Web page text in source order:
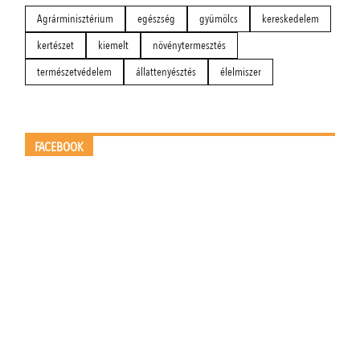
Agrárminisztérium egészség gyümölcs
kereskedelem
kertészet
kiemelt
növénytermesztés
természetvédelem
állattenyésztés élelmiszer
FACEBOOK